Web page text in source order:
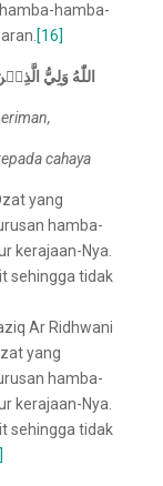
hamba-
[16]
اللّٰهُ وَلِيُّ
cahaya
Ar Ridhwani
hamba-
kerajaan-Nya.
sehingga tidak